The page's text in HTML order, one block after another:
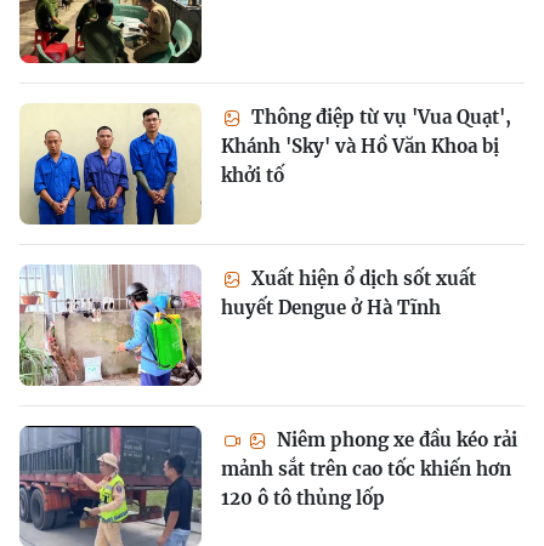
Thông điệp từ vụ 'Vua Quạt',
Khánh 'Sky' và Hồ Văn Khoa bị
khởi tố
Xuất hiện ổ dịch sốt xuất
huyết Dengue ở Hà Tĩnh
Niêm phong xe đầu kéo rải
mảnh sắt trên cao tốc khiến hơn
120 ô tô thủng lốp